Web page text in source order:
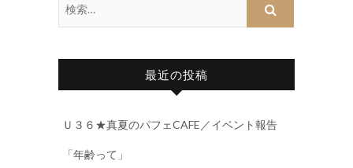
最近の投稿
Ｕ３６★真夏のパフェCAFE／イベント報告
「年齢って」